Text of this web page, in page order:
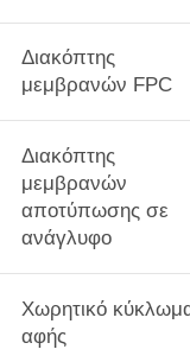
Διακόπτης
μεμβρανών FPC
Διακόπτης
μεμβρανών
αποτύπωσης σε
ανάγλυφο
Χωρητικό
αφής